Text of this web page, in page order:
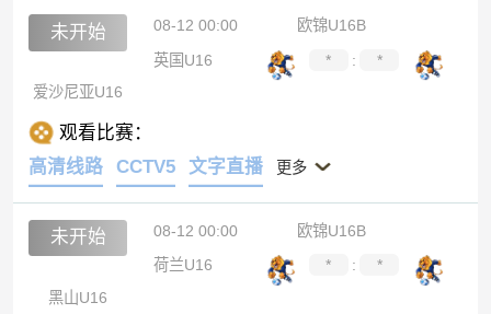
未开始 08-12 00:00
欧锦U16B
英国U16
* :
*
爱沙尼亚U16
观看比赛：
高清线路
CCTV5 文字直播 更多
未开始 08-12 00:00
欧锦U16B
荷兰U16
* :
*
黑山U16